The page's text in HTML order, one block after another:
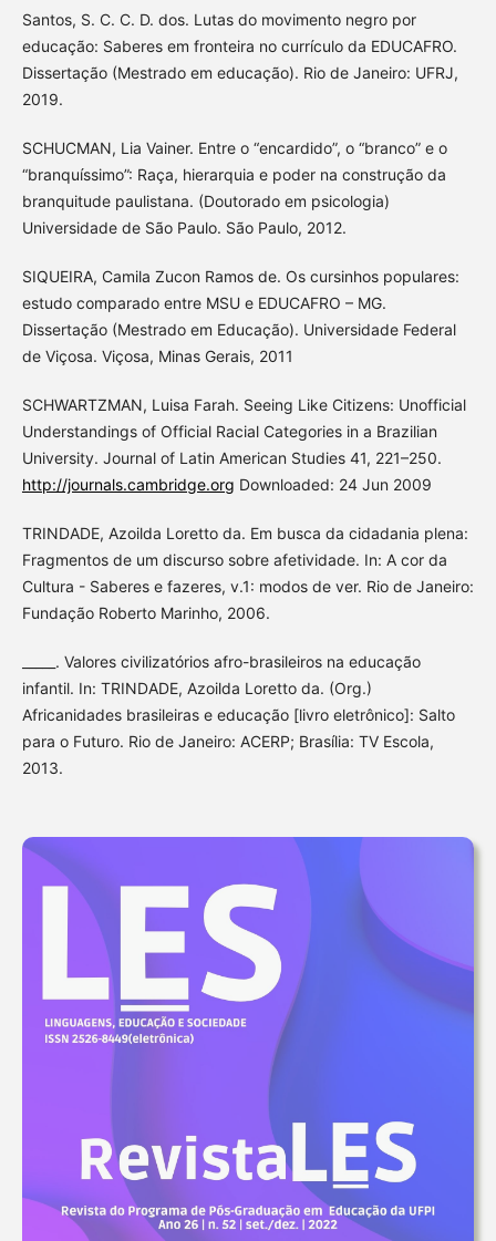
Santos, S. C. C. D. dos. Lutas do movimento negro por
educação: Saberes em fronteira no currículo da EDUCAFRO.
Dissertação (Mestrado em educação). Rio de Janeiro: UFRJ,
2019.
SCHUCMAN, Lia Vainer. Entre o “encardido”, o “branco” e o
“branquíssimo”: Raça, hierarquia e poder na construção da
branquitude paulistana. (Doutorado em psicologia)
Universidade de São Paulo. São Paulo, 2012.
SIQUEIRA, Camila Zucon Ramos de. Os cursinhos populares:
estudo comparado entre MSU e EDUCAFRO – MG.
Dissertação (Mestrado em Educação). Universidade Federal
de Viçosa. Viçosa, Minas Gerais, 2011
SCHWARTZMAN, Luisa Farah. Seeing Like Citizens: Unofficial
Understandings of Official Racial Categories in a Brazilian
University. Journal of Latin American Studies 41, 221–250.
http://journals.cambridge.org Downloaded: 24 Jun 2009
TRINDADE, Azoilda Loretto da. Em busca da cidadania plena:
Fragmentos de um discurso sobre afetividade. In: A cor da
Cultura - Saberes e fazeres, v.1: modos de ver. Rio de Janeiro:
Fundação Roberto Marinho, 2006.
_____. Valores civilizatórios afro-brasileiros na educação
infantil. In: TRINDADE, Azoilda Loretto da. (Org.)
Africanidades brasileiras e educação [livro eletrônico]: Salto
para o Futuro. Rio de Janeiro: ACERP; Brasília: TV Escola,
2013.